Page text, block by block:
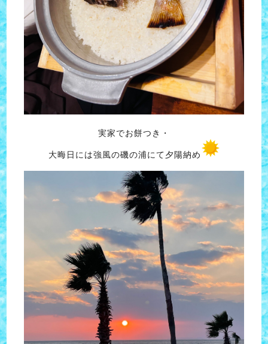
実家でお餅つき・
大晦日には強風の磯の浦にて夕陽納め